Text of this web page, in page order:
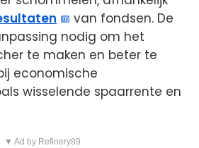
van fondsen. De
nodig om het
te maken en beter te
economische
wisselende spaarrente en
▼ Ad by Refinery89